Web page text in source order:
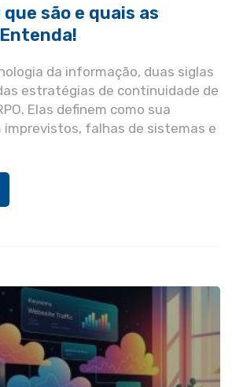
que são e quais as
da informação, duas siglas
estratégias de continuidade de
Elas definem como sua
imprevistos, falhas de sistemas e